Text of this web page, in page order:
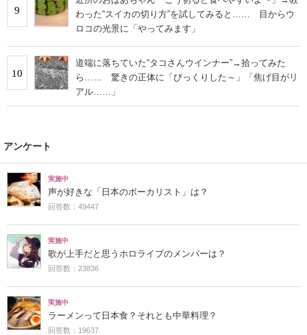
9
わった“スイカの切り方”を試してみると…… 目からウ
ロコの光景に「やってみます」
10
道端に落ちていた“タコさんウインナー”→拾ってみた
ら…… 驚きの正体に「びっくりした～」「焦げ目がリ
アル……」
アンケート
実施中
声が好きな「日本のボーカリスト」は？
回答数：49447
実施中
歌が上手だと思うホロライブのメンバーは？
回答数：23836
実施中
ラーメンって日本食？それとも中華料理？
回答数：19637